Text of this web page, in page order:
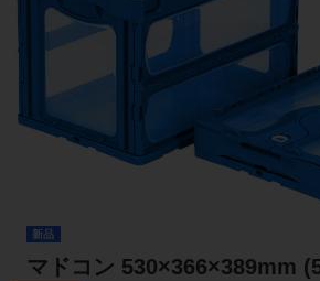
新品
マドコン 530×366×389mm